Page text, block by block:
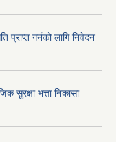
प्राप्त गर्नको लागि निवेदन
सुरक्षा भत्ता निकासा